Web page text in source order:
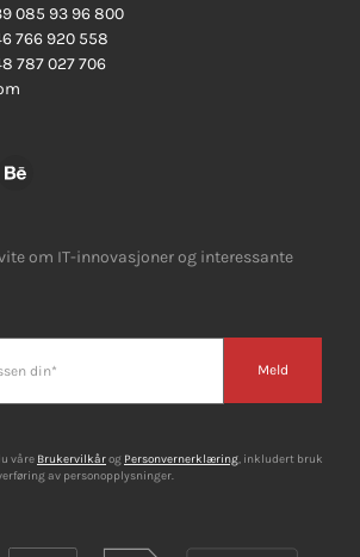
085 93 96 800
766 920 558
787 027 706
om IT-innovasjoner og interessante
Meld
våre Brukervilkårog Personvernerklæring, inkludert bruk
av personopplysninger.